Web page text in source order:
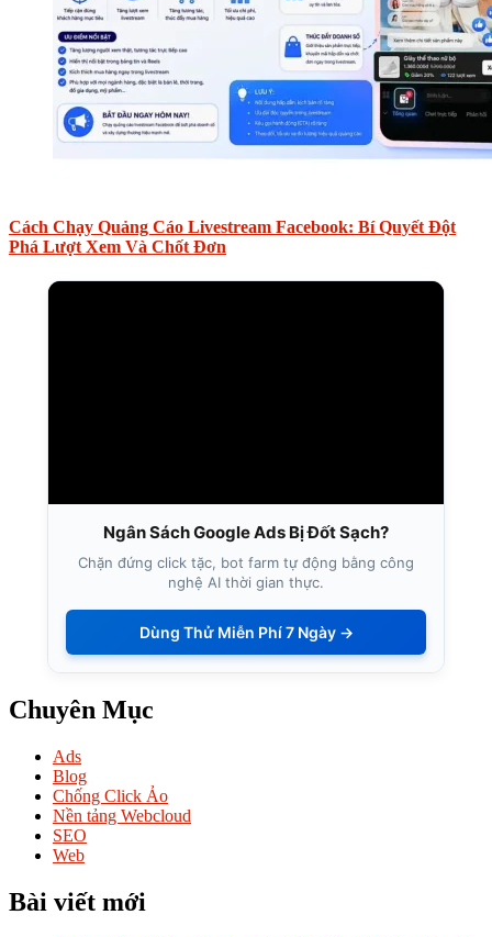
Cách Chạy Quảng Cáo Livestream Facebook: Bí Quyết Đột
Phá Lượt Xem Và Chốt Đơn
Ngân Sách Google Ads Bị Đốt Sạch?
Chặn đứng click tặc, bot farm tự động bằng công
nghệ AI thời gian thực.
Dùng Thử Miễn Phí 7 Ngày →
Chuyên Mục
Ads
Blog
Chống Click Ảo
Nền tảng Webcloud
SEO
Web
Bài viết mới